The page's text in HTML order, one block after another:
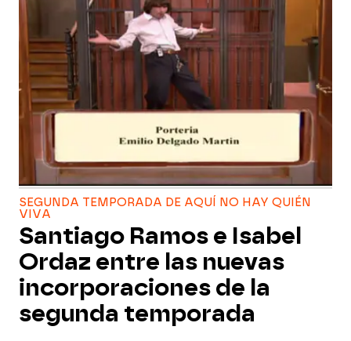
SEGUNDA TEMPORADA DE AQUÍ NO HAY QUIÉN
VIVA
Santiago Ramos e Isabel
Ordaz entre las nuevas
incorporaciones de la
segunda temporada